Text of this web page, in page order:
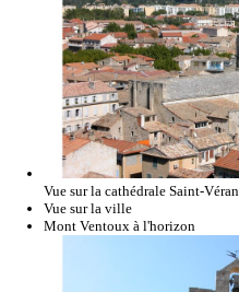
Vue sur la cathédrale Saint-Véran
Vue sur la ville
Mont Ventoux à l'horizon